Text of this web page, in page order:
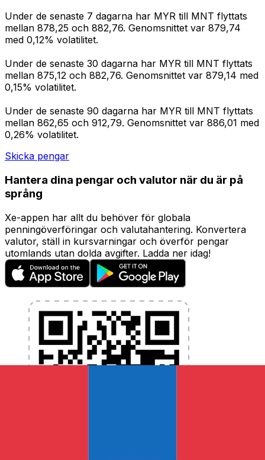
Under de senaste 7 dagarna har MYR till MNT flyttats
mellan 878,25 och 882,76. Genomsnittet var 879,74
med 0,12% volatilitet.
Under de senaste 30 dagarna har MYR till MNT flyttats
mellan 875,12 och 882,76. Genomsnittet var 879,14 med
0,15% volatilitet.
Under de senaste 90 dagarna har MYR till MNT flyttats
mellan 862,65 och 912,79. Genomsnittet var 886,01 med
0,26% volatilitet.
Skicka pengar
Hantera dina pengar och valutor när du är på
språng
Xe-appen har allt du behöver för globala
penningöverföringar och valutahantering. Konvertera
valutor, ställ in kursvarningar och överför pengar
utomlands utan dolda avgifter. Ladda ner idag!